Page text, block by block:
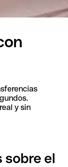
y sin
el